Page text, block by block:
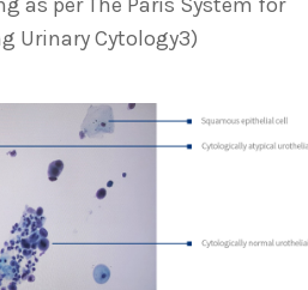
Urinary Cytology3)